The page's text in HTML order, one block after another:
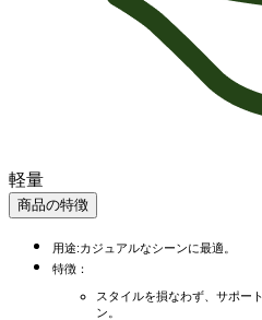
軽量
商品の特徴
用途:カジュアルなシーンに最適。
特徴：
スタイルを損なわず、サポー
ン。